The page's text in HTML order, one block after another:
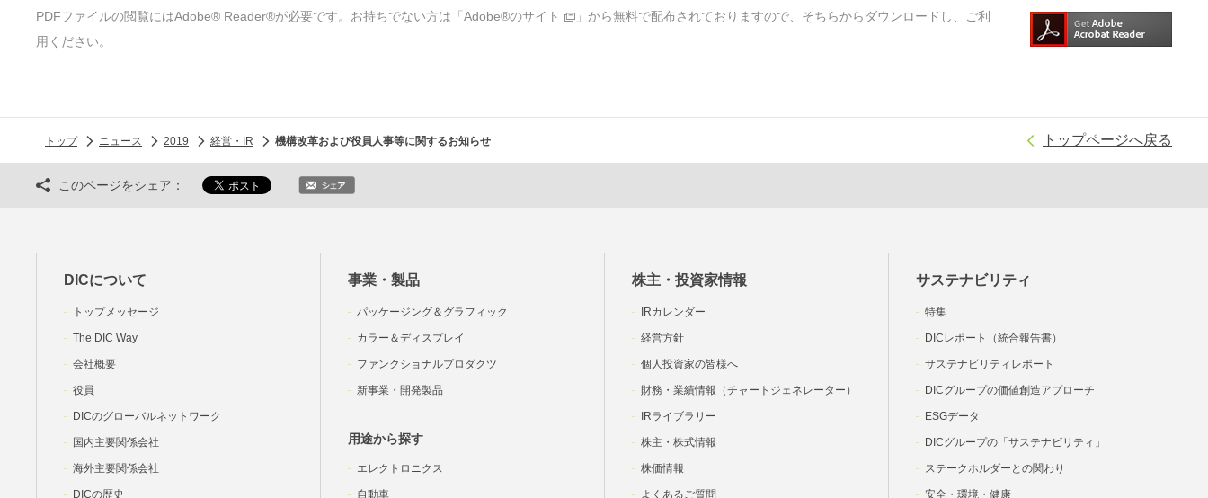
PDFファイルの閲覧にはAdobe® Reader®が必要です。お持ちでない方は「 Adobe®のサイト
」から無料で配布されておりますので、そちらからダウンロードし、ご利
用ください。
トップ ニュース 2019 経営・IR 機構改革および役員人事等に関するお知らせ トップページへ戻る
このページをシェア：
DICについて
トップメッセージ
The DIC Way
会社概要
役員
DICのグローバルネットワーク
国内主要関係会社
海外主要関係会社
DICの歴史
事業・製品
パッケージング＆グラフィック
カラー＆ディスプレイ
ファンクショナルプロダクツ
新事業・開発製品
用途から探す
エレクトロニクス
自動車
株主・投資家情報
IRカレンダー
経営方針
個人投資家の皆様へ
財務・業績情報（チャートジェネレーター）
IRライブラリー
株主・株式情報
株価情報
よくあるご質問
サステナビリティ
特集
DICレポート（統合報告書）
サステナビリティレポート
DICグループの価値創造アプローチ
ESGデータ
DICグループの「サステナビリティ」
ステークホルダーとの関わり
安全・環境・健康